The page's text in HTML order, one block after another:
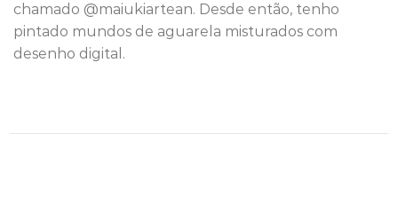
chamado @maiukiartean. Desde então, tenho
pintado mundos de aguarela misturados com
desenho digital.